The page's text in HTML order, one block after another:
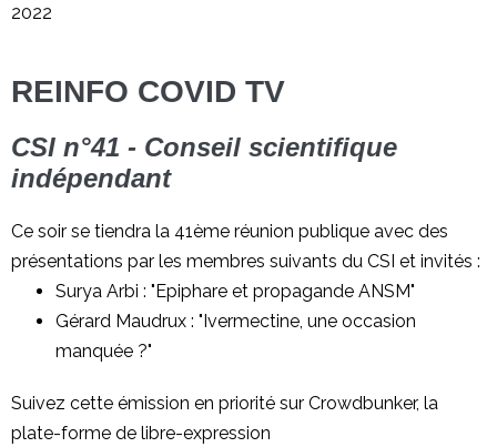
2022
REINFO COVID TV
CSI n°41 - Conseil scientifique
indépendant
Ce soir se tiendra la 41ème réunion publique avec des
présentations par les membres suivants du CSI et invités :
Surya Arbi : "Epiphare et propagande ANSM"
Gérard Maudrux : "Ivermectine, une occasion
manquée ?"
Suivez cette émission en priorité sur Crowdbunker, la
plate-forme de libre-expression